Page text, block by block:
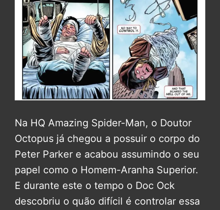
Na HQ Amazing Spider-Man, o Doutor
Octopus já chegou a possuir o corpo do
Peter Parker e acabou assumindo o seu
papel como o Homem-Aranha Superior.
E durante este o tempo o Doc Ock
descobriu o quão difícil é controlar essa